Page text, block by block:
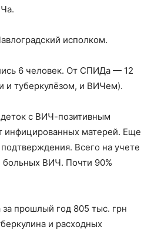
исполком.
6 человек. От СПИДа — 12
и туберкулёзом, и ВИЧем).
с ВИЧ-позитивным
инфицированных матерей. Еще
Всего на учете
ВИЧ. Почти 90%
прошлый год 805 тыс. грн
и расходных